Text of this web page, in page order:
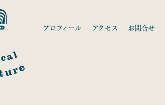
プロフィール アクセス お問合せ